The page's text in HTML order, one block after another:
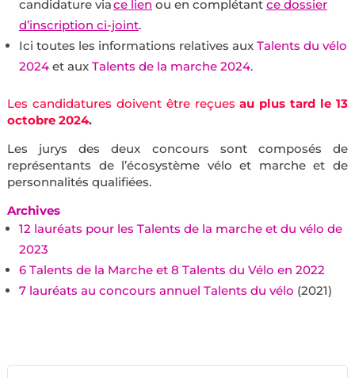
candidature viace lien ou en complétant ce dossier
d’inscription ci-joint.
Ici toutes les informations relatives aux Talents du vélo
2024et aux Talents de la marche 2024.
Les candidatures doivent être reçuesau plus tard le 13
octobre 2024.
Les jurys des deux concours sont composés de
représentants de l’écosystème vélo et marche et de
personnalités qualifiées.
Archives
12 lauréats pour les Talents de la marche et du vélo de
2023
6 Talents de la Marche et 8 Talents du Vélo en 2022
7 lauréats au concours annuel Talents du vélo (2021)